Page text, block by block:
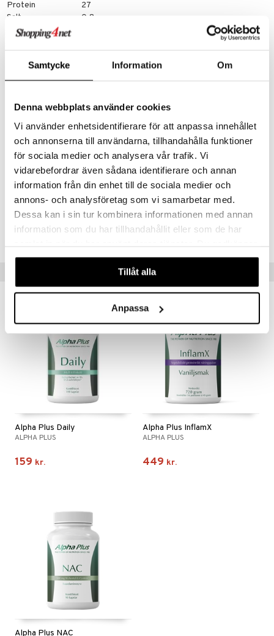
Samtycke Information Om
Denna webbplats använder cookies
Vi använder enhetsidentifierare för att anpassa innehållet
och annonserna till användarna, tillhandahålla funktioner
för sociala medier och analysera vår trafik. Vi
vidarebefordrar även sådana identifierare och annan
information från din enhet till de sociala medier och
annons- och analysföretag som vi samarbetar med.
Dessa kan i sin tur kombinera informationen med annan
information som du har tillhandahållit eller som de har
våra cookies vid fortsatt användande av vår webbplats.
Tillåt alla
Anpassa
Protein
27
Salt
0,8
Indhold per
Vetegräs*
Spirulina*
Chlorella*
Grönkål*
Carob*
Maca*
Ingefära*
Nässla*
Camu Camu*
Gojibär*
Artikelnr.
HAPN3-AP-220
Tips til dig
Alpha Plus Daily
ALPHA PLUS
159 kr.
Alpha Plus InflamX
ALPHA PLUS
449 kr.
Alpha Plus NAC